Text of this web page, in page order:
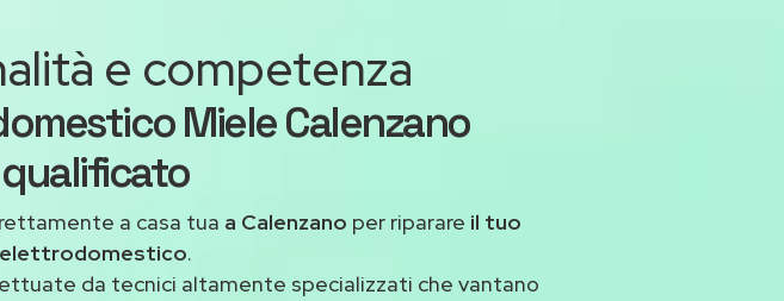
e competenza
Miele Calenzano
qualificato
a casa tua a Calenzano per riparare il tuo
elettrodomestico.
da tecnici altamente specializzati che vantano